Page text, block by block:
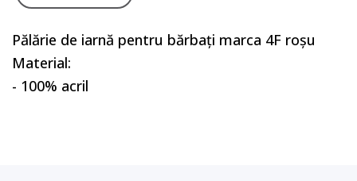
Pălărie de iarnă pentru bărbați marca 4F roșu
Material:
- 100% acril